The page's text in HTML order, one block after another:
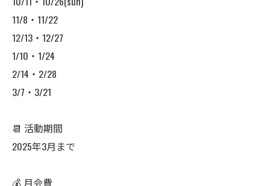
11/8・11/22
12/13・12/27
1/10・1/24
2/14・2/28
3/7・3/21
📆 活動期間
2025年3月まで
💰 月会費